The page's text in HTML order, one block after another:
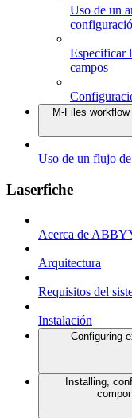
Uso de un
Especificar
campos
M-Files
Uso de un flujo
Laserfiche
Acerca de
Arquitectura
Requisitos del
Instalación
Configuring
Installing,